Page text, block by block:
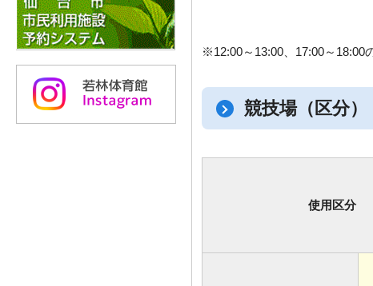
※12:00～13:00、17:00～18:00
競技場（区分）
使用区分